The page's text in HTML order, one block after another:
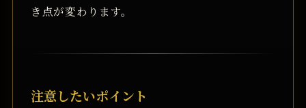
き点が変わります。
注意したいポイント